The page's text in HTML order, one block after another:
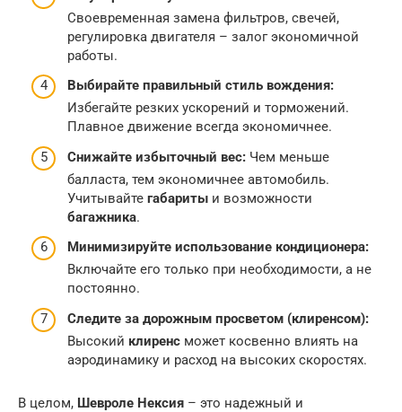
Своевременная замена фильтров, свечей,
регулировка двигателя – залог экономичной
работы.
Выбирайте правильный стиль вождения:
Избегайте резких ускорений и торможений.
Плавное движение всегда экономичнее.
Снижайте избыточный вес: Чем меньше
балласта, тем экономичнее автомобиль.
Учитывайте габариты и возможности
багажника.
Минимизируйте использование кондиционера:
Включайте его только при необходимости, а не
постоянно.
Следите за дорожным просветом (клиренсом):
Высокий клиренс может косвенно влиять на
аэродинамику и расход на высоких скоростях.
В целом, Шевроле Нексия – это надежный и